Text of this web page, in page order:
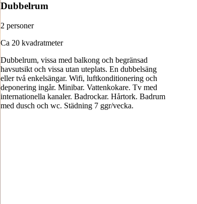
Dubbelrum
2 personer
Ca 20 kvadratmeter
Dubbelrum, vissa med balkong och begränsad
havsutsikt och vissa utan uteplats. En dubbelsäng
eller två enkelsängar. Wifi, luftkonditionering och
deponering ingår. Minibar. Vattenkokare. Tv med
internationella kanaler. Badrockar. Hårtork. Badrum
med dusch och wc. Städning 7 ggr/vecka.